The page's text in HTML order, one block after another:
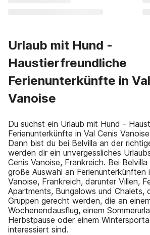
Urlaub mit Hund -
Haustierfreundliche
Ferienunterkünfte in
Vanoise
Du suchst ein Urlaub mit Hund -
Ferienunterkünfte in Val Cenis
Dann bist du bei Belvilla an der
werden dir ein unvergessliches
Cenis Vanoise, Frankreich. Bei
große Auswahl an Ferienunterkünften
Vanoise, Frankreich, darunter Villen,
Apartments, Bungalows und Chalets,
Gruppen gerecht werden, die an
Wochenendausflug, einem
Herbstpause oder einem
interessiert sind.